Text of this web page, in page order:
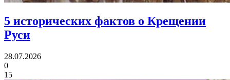
5 исторических фактов о Крещении
Руси
28.07.2026
0
15